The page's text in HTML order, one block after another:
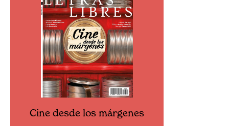
Cine desde los márgenes